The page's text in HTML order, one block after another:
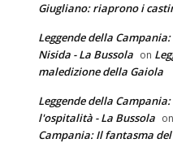
Giugliano: riaprono i
Leggende della
Nisida - La Bussola on
maledizione della Gaiola
Leggende della
l'ospitalità - La Bussola on
Campania: Il fantasma